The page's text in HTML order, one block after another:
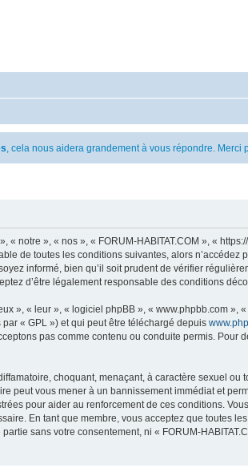
, cela nous aidera grandement à vous répondre. Merci
« notre », « nos », « FORUM-HABITAT.COM », «
de toutes les conditions suivantes, alors n’accédez
informé, bien qu’il soit prudent de vérifier
d’être légalement responsable des conditions
», « leur », « logiciel phpBB », « www.phpbb.com
« GPL ») et qui peut être téléchargé depuis
pas comme contenu ou conduite permis.
choquant, menaçant, à caractère sexuel
peut vous mener à un bannissement immédiat et
pour aider au renforcement de ces conditions.
En tant que membre, vous acceptez que toutes
sans votre consentement, ni « FORUM-